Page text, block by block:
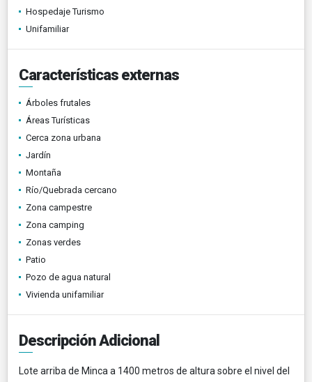
Hospedaje Turismo
Unifamiliar
Características externas
Árboles frutales
Áreas Turísticas
Cerca zona urbana
Jardín
Montaña
Río/Quebrada cercano
Zona campestre
Zona camping
Zonas verdes
Patio
Pozo de agua natural
Vivienda unifamiliar
Descripción Adicional
Lote arriba de Minca a 1400 metros de altura sobre el nivel del